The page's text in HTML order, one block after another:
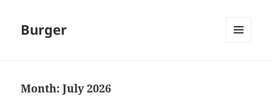
Burger
Month:July 2026